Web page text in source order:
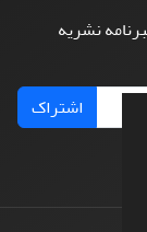
نشریه
اشتراک